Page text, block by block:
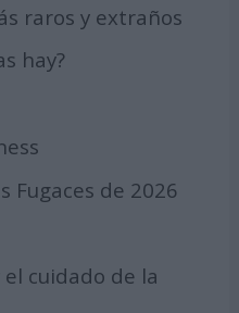
raros y extraños
hay?
Fugaces de 2026
cuidado de la